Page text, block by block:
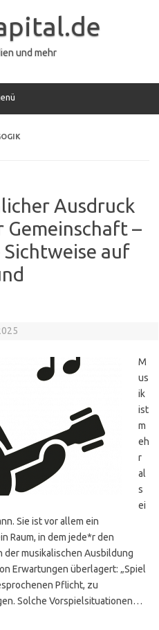
und mehr
Ausdruck
Gemeinschaft –
Sichtweise auf
M
us
ik
ist
m
eh
r
al
s
ei
Sie ist vor allem ein
Raum, in dem jede*r den
der musikalischen Ausbildung
Erwartungen überlagert: „Spiel
Pflicht, zu
Solche Vorspielsituationen…